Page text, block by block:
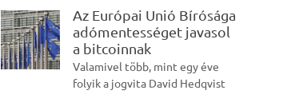
Az Európai Unió Bírósága
adómentességet javasol
a bitcoinnak
Valamivel több, mint egy éve
folyik a jogvita David Hedqvist